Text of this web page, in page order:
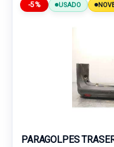
-5% USADO
PARAGOLPES